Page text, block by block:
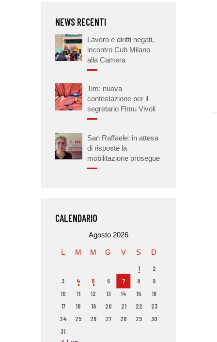
NEWS RECENTI
Lavoro e diritti negati,
incontro Cub Milano
alla Camera
Tim: nuova
contestazione per il
segretario Flmu Vivoli
San Raffaele: in attesa
di risposte la
mobilitazione prosegue
CALENDARIO
Agosto 2026
L M M G V S D
1
2
3
4 5 6 7 8
9
10
11 12 13 14 15
16
17
18 19 20 21 22
23
24
25 26 27 28 29
30
31